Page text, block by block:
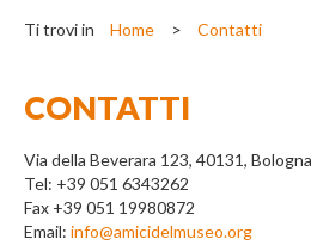
Ti trovi in Home > Contatti
CONTATTI
Via della Beverara 123, 40131, Bologna
Tel: +39 051 6343262
Fax +39 051 19980872
Email: info@amicidelmuseo.org